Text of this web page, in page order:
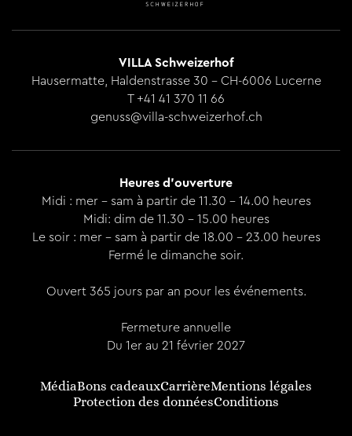
VILLA Schweizerhof
Hausermatte, Haldenstrasse 30 - CH-6006 Lucerne
T +41 41 370 11 66
genuss@villa-schweizerhof.ch
Heures d'ouverture
Midi : mer - sam à partir de 11.30 - 14.00 heures
Midi: dim de 11.30 - 15.00 heures
Le soir : mer - sam à partir de 18.00 - 23.00 heures
Fermé le dimanche soir.
Ouvert 365 jours par an pour les événements.
Fermeture annuelle
Du 1er au 21 février 2027
MédiaBons cadeauxCarrièreMentions légales
Protection des donnéesConditions